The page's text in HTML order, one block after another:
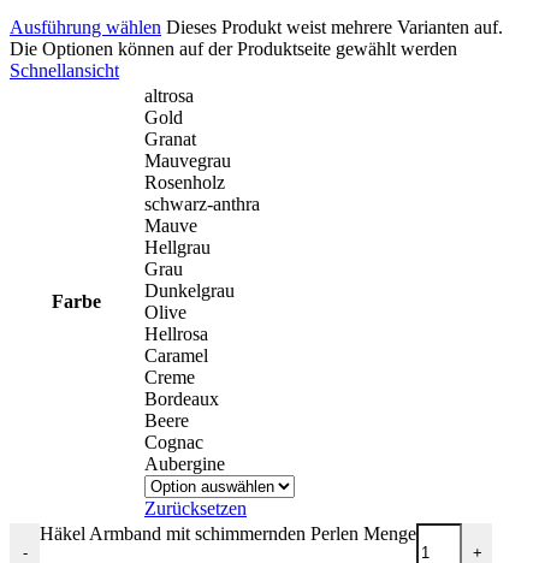
Ausführung wählen Dieses Produkt weist mehrere Varianten auf.
Die Optionen können auf der Produktseite gewählt werden
Schnellansicht
Farbe
altrosa
Gold
Granat
Mauvegrau
Rosenholz
schwarz-anthra
Mauve
Hellgrau
Grau
Dunkelgrau
Olive
Hellrosa
Caramel
Creme
Bordeaux
Beere
Cognac
Aubergine
Zurücksetzen
-
Häkel Armband mit schimmernden Perlen Menge
+